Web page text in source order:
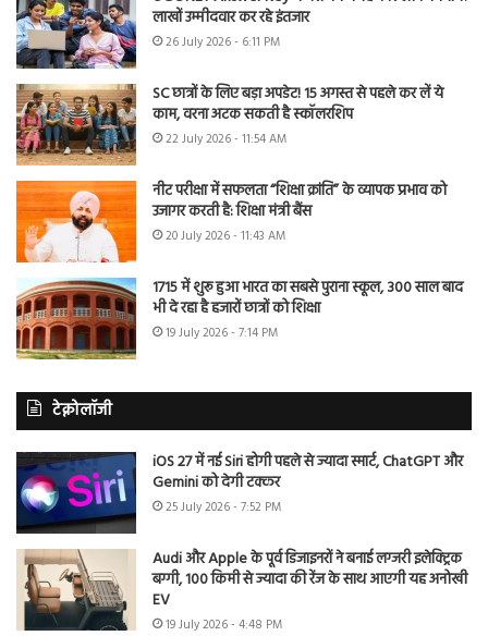
लाखों उम्मीदवार कर रहे इंतजार
26 July 2026 - 6:11 PM
SC छात्रों के लिए बड़ा अपडेट! 15 अगस्त से पहले कर लें ये
काम, वरना अटक सकती है स्कॉलरशिप
22 July 2026 - 11:54 AM
नीट परीक्षा में सफलता “शिक्षा क्रांति” के व्यापक प्रभाव को
उजागर करती है: शिक्षा मंत्री बैंस
20 July 2026 - 11:43 AM
1715 में शुरू हुआ भारत का सबसे पुराना स्कूल, 300 साल बाद
भी दे रहा है हजारों छात्रों को शिक्षा
19 July 2026 - 7:14 PM
टेक्नोलॉजी
iOS 27 में नई Siri होगी पहले से ज्यादा स्मार्ट, ChatGPT और
Gemini को देगी टक्कर
25 July 2026 - 7:52 PM
Audi और Apple के पूर्व डिजाइनरों ने बनाई लग्जरी इलेक्ट्रिक
बग्गी, 100 किमी से ज्यादा की रेंज के साथ आएगी यह अनोखी
EV
19 July 2026 - 4:48 PM